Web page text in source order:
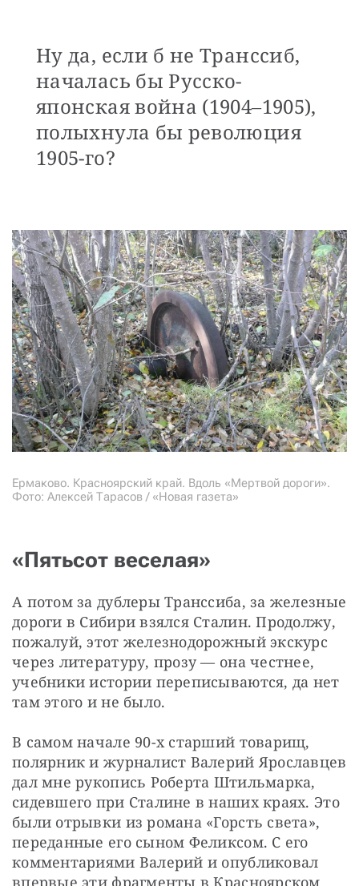
Ну да, если б не Транссиб,
началась бы Русско-
японская война (1904‒1905),
полыхнула бы революция
1905-го?
Ермаково. Красноярский край. Вдоль «Мертвой дороги».
Фото: Алексей Тарасов / «Новая газета»
«Пятьсот веселая»
А потом за дублеры Транссиба, за железные
дороги в Сибири взялся Сталин. Продолжу,
пожалуй, этот железнодорожный экскурс
через литературу, прозу — она честнее,
учебники истории переписываются, да нет
там этого и не было.
В самом начале 90-х старший товарищ,
полярник и журналист Валерий Ярославцев
дал мне рукопись Роберта Штильмарка,
сидевшего при Сталине в наших краях. Это
были отрывки из романа «Горсть света»,
переданные его сыном Феликсом. С его
комментариями Валерий и опубликовал